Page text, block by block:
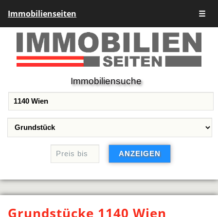
Immobilienseiten ☰
Immobiliensuche
Grundstücke 1140 Wien